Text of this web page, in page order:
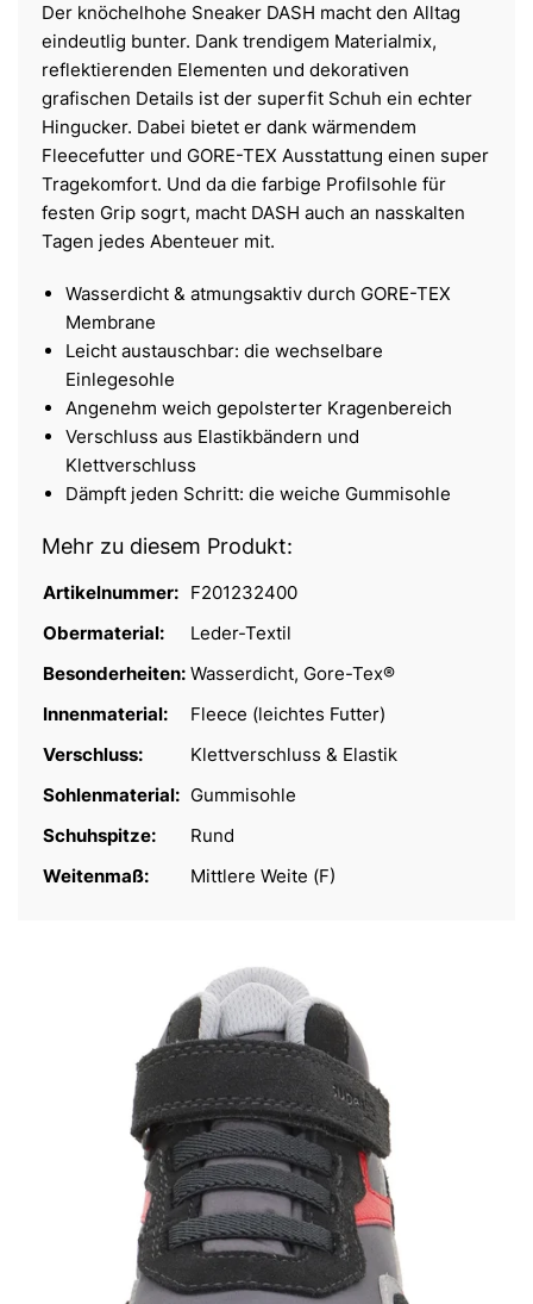
Der knöchelhohe Sneaker DASH macht den Alltag
eindeutlig bunter. Dank trendigem Materialmix,
reflektierenden Elementen und dekorativen
grafischen Details ist der superfit Schuh ein echter
Hingucker. Dabei bietet er dank wärmendem
Fleecefutter und GORE-TEX Ausstattung einen super
Tragekomfort. Und da die farbige Profilsohle für
festen Grip sogrt, macht DASH auch an nasskalten
Tagen jedes Abenteuer mit.
Wasserdicht & atmungsaktiv durch GORE-TEX
Membrane
Leicht austauschbar: die wechselbare
Einlegesohle
Angenehm weich gepolsterter Kragenbereich
Verschluss aus Elastikbändern und
Klettverschluss
Dämpft jeden Schritt: die weiche Gummisohle
Mehr zu diesem Produkt:
Artikelnummer: F201232400
Obermaterial:
Leder-Textil
Besonderheiten: Wasserdicht, Gore-Tex®
Innenmaterial:
Fleece (leichtes Futter)
Verschluss:
Klettverschluss & Elastik
Sohlenmaterial: Gummisohle
Schuhspitze:
Rund
Weitenmaß:
Mittlere Weite (F)